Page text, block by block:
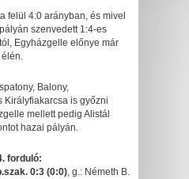
felül 4:0 arányban, és mivel
szenvedett 1:4-es
Egyházgelle előnye már
élén.
Balony,
Királyfiakarcsa is győzni
mellett pedig Alistál
hazai pályán.
forduló:
0:3 (0:0), g.: Németh B.